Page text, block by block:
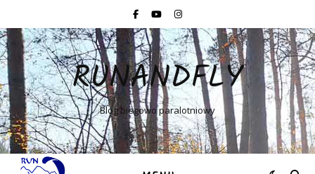
RUNANDFLY
Blog biegowo paralotniowy